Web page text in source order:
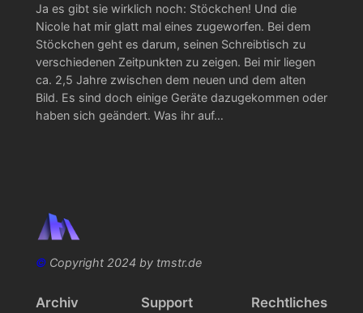
Ja es gibt sie wirklich noch: Stöckchen! Und die
Nicole hat mir glatt mal eines zugeworfen. Bei dem
Stöckchen geht es darum, seinen Schreibtisch zu
verschiedenen Zeitpunkten zu zeigen. Bei mir liegen
ca. 2,5 Jahre zwischen dem neuen und dem alten
Bild. Es sind doch einige Geräte dazugekommen oder
haben sich geändert. Was ihr auf…
©Copyright 2024 by tmstr.de
Archiv Support Rechtliches